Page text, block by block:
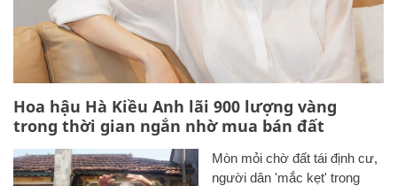
Hoa hậu Hà Kiều Anh lãi 900 lượng vàng
trong thời gian ngắn nhờ mua bán đất
Mòn mỏi chờ đất tái định cư,
người dân 'mắc kẹt' trong